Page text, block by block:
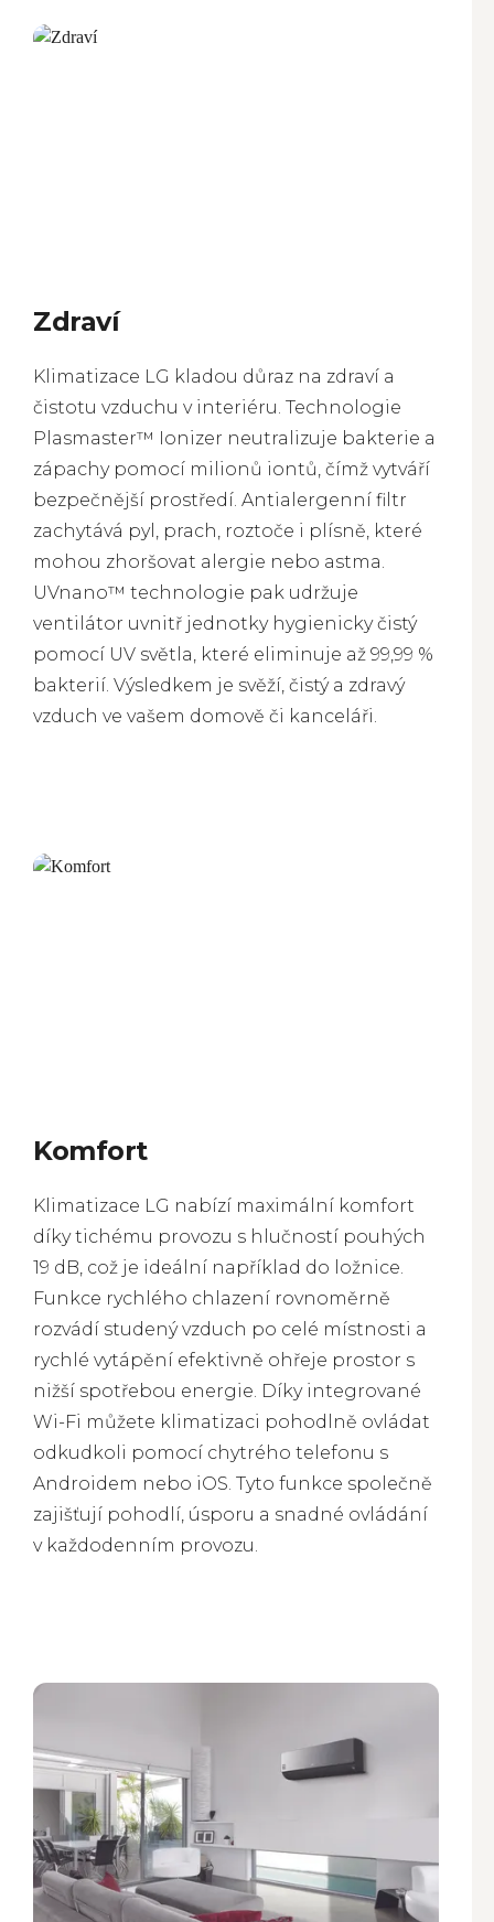
Zdraví
Klimatizace LG kladou důraz na zdraví a
čistotu vzduchu v interiéru. Technologie
Plasmaster™ Ionizer neutralizuje bakterie a
zápachy pomocí milionů iontů, čímž vytváří
bezpečnější prostředí. Antialergenní filtr
zachytává pyl, prach, roztoče i plísně, které
mohou zhoršovat alergie nebo astma.
UVnano™ technologie pak udržuje
ventilátor uvnitř jednotky hygienicky čistý
pomocí UV světla, které eliminuje až 99,99 %
bakterií. Výsledkem je svěží, čistý a zdravý
vzduch ve vašem domově či kanceláři.
Komfort
Klimatizace LG nabízí maximální komfort
díky tichému provozu s hlučností pouhých
19 dB, což je ideální například do ložnice.
Funkce rychlého chlazení rovnoměrně
rozvádí studený vzduch po celé místnosti a
rychlé vytápění efektivně ohřeje prostor s
nižší spotřebou energie. Díky integrované
Wi-Fi můžete klimatizaci pohodlně ovládat
odkudkoli pomocí chytrého telefonu s
Androidem nebo iOS. Tyto funkce společně
zajišťují pohodlí, úsporu a snadné ovládání
v každodenním provozu.